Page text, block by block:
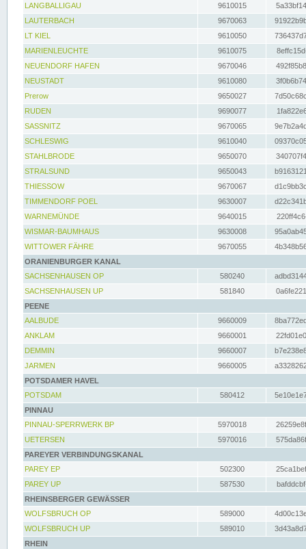
LANGBALLIGAU
9610015
LAUTERBACH
9670063
LT KIEL
9610050
MARIENLEUCHTE
9610075
NEUENDORF HAFEN
9670046
NEUSTADT
9610080
Prerow
9650027
RUDEN
9690077
SASSNITZ
9670065
SCHLESWIG
9610040
STAHLBRODE
9650070
STRALSUND
9650043
THIESSOW
9670067
TIMMENDORF POEL
9630007
WARNEMÜNDE
9640015
WISMAR-BAUMHAUS
9630008
WITTOWER FÄHRE
9670055
ORANIENBURGER KANAL
SACHSENHAUSEN OP
580240
SACHSENHAUSEN UP
581840
PEENE
AALBUDE
9660009
ANKLAM
9660001
DEMMIN
9660007
JARMEN
9660005
POTSDAMER HAVEL
POTSDAM
580412
PINNAU
PINNAU-SPERRWERK BP
5970018
UETERSEN
5970016
PAREYER VERBINDUNGSKANAL
PAREY EP
502300
PAREY UP
587530
RHEINSBERGER GEWÄSSER
WOLFSBRUCH OP
589000
WOLFSBRUCH UP
589010
RHEIN